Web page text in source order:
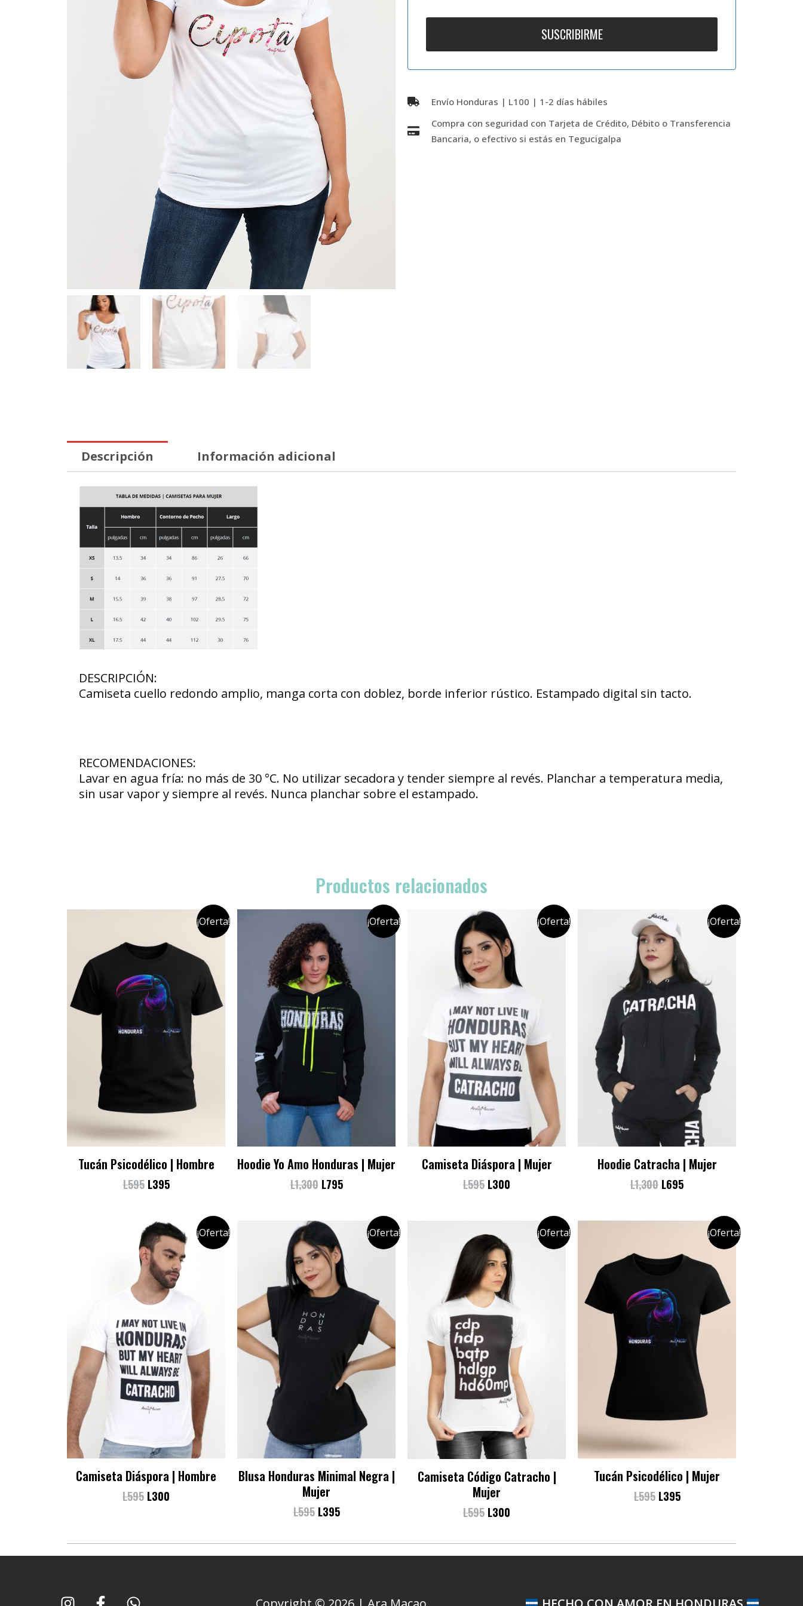
Envío Honduras | L100 | 1-2 días hábiles
Compra con seguridad con Tarjeta de Crédito, Débito o Transferencia
Bancaria, o efectivo si estás en Tegucigalpa
Descripción Información adicional
DESCRIPCIÓN:
Camiseta cuello redondo amplio, manga corta con doblez, borde inferior rústico. Estampado digital sin tacto.
RECOMENDACIONES:
Lavar en agua fría: no más de 30 °C. No utilizar secadora y tender siempre al revés. Planchar a temperatura media,
sin usar vapor y siempre al revés. Nunca planchar sobre el estampado.
Productos relacionados
¡Oferta!
Tucán Psicodélico | Hombre
L595 L395
¡Oferta!
Hoodie Yo Amo Honduras | Mujer
L1,300 L795
¡Oferta!
Camiseta Diáspora | Mujer
L595 L300
¡Oferta!
Hoodie Catracha | Mujer
L1,300 L695
¡Oferta!
Camiseta Diáspora | Hombre
L595 L300
¡Oferta!
Blusa Honduras Minimal Negra |
Mujer
L595 L395
¡Oferta!
Camiseta Código Catracho |
Mujer
L595 L300
¡Oferta!
Tucán Psicodélico | Mujer
L595 L395
I F W